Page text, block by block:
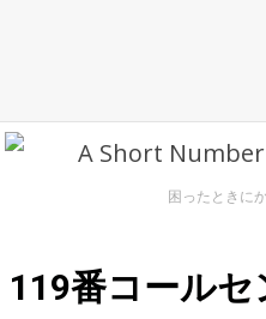
困ったときに
119番コールセ